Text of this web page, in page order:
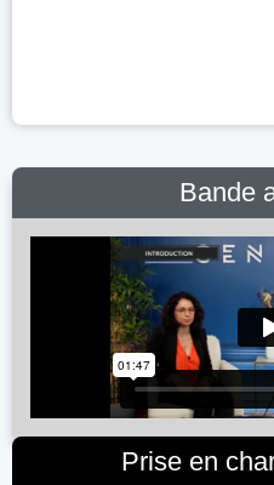
Bande
Prise en